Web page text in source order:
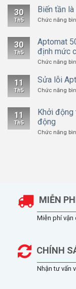
30
Th5
Biến tần
Chức năng
30
Th5
Aptomat
định mức
Chức năng
11
Th5
Sửa lỗi
Chức năng
11
Th5
Khởi động
động
Chức năng
MIỄN
Miễn phí vận
CHÍNH
Nhận tư vấn